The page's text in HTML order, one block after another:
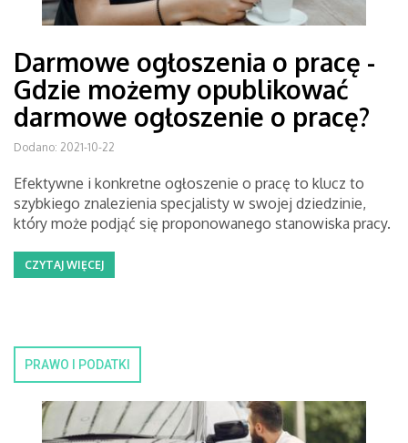
Darmowe ogłoszenia o pracę -
Gdzie możemy opublikować
darmowe ogłoszenie o pracę?
Dodano: 2021-10-22
Efektywne i konkretne ogłoszenie o pracę to klucz to
szybkiego znalezienia specjalisty w swojej dziedzinie,
który może podjąć się proponowanego stanowiska pracy.
CZYTAJ WIĘCEJ
PRAWO I PODATKI